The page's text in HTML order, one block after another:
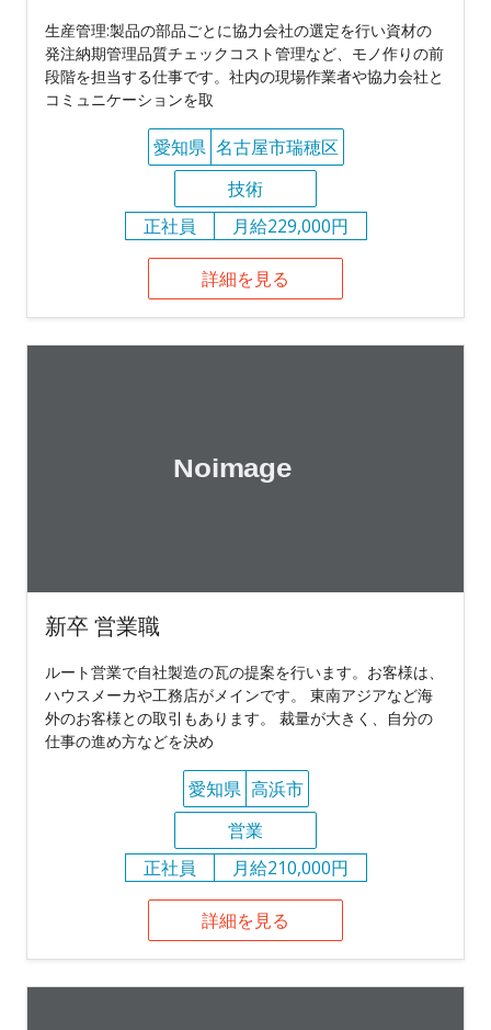
生産管理:製品の部品ごとに協力会社の選定を行い資材の
発注納期管理品質チェックコスト管理など、モノ作りの前
段階を担当する仕事です。社内の現場作業者や協力会社と
コミュニケーションを取
愛知県 名古屋市瑞穂区
技術
正社員
月給229,000円
詳細を見る
新卒 営業職
ルート営業で自社製造の瓦の提案を行います。お客様は、
ハウスメーカや工務店がメインです。 東南アジアなど海
外のお客様との取引もあります。 裁量が大きく、自分の
仕事の進め方などを決め
愛知県 高浜市
営業
正社員
月給210,000円
詳細を見る